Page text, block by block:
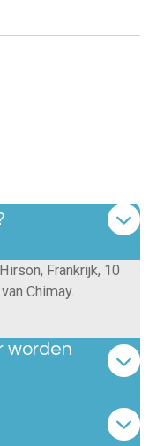
Frankrijk, 10
Chimay.
worden